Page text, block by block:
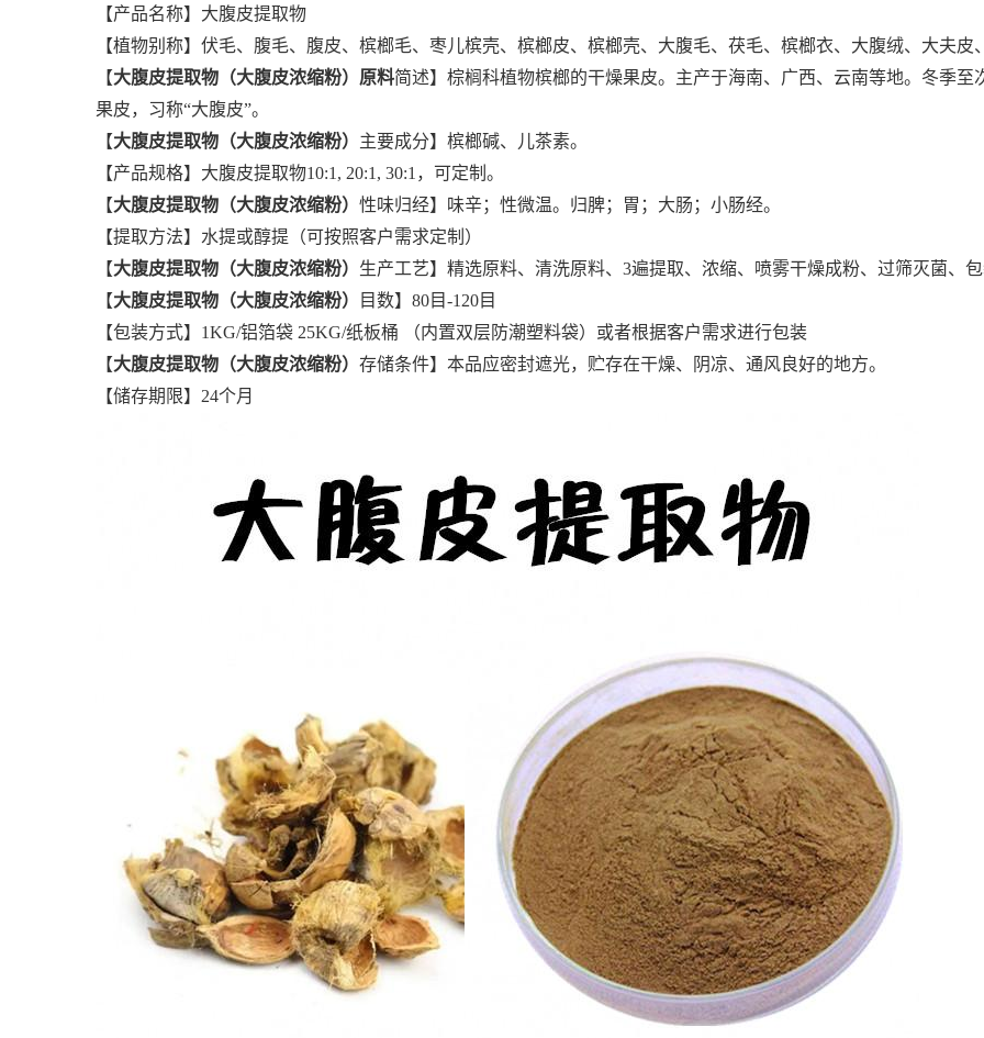
【产品名称】大腹皮提取物
【植物别称】伏毛、腹毛、腹皮、槟榔毛、枣儿槟壳、槟榔皮、槟榔壳、大腹毛、茯毛、槟榔衣、大腹绒、大夫皮
【大腹皮提取物（大腹皮浓缩粉）原料简述】棕榈科植物槟榔的干燥果皮。主产于海南、广西、云南等地。冬季
果皮，习称“大腹皮”。
【大腹皮提取物（大腹皮浓缩粉） 主要成分】槟榔碱、儿茶素。
【产品规格】大腹皮提取物10:1, 20:1, 30:1，可定制。
【大腹皮提取物（大腹皮浓缩粉） 性味归经】味辛；性微温。归脾；胃；大肠；小肠经。
【提取方法】水提或醇提（可按照客户需求定制）
【大腹皮提取物（大腹皮浓缩粉） 生产工艺】精选原料、清洗原料、3遍提取、浓缩、喷雾干燥成粉、过筛灭菌、
【大腹皮提取物（大腹皮浓缩粉）
目数】80目-120目
【包装方式】1KG/铝箔袋 25KG/纸板桶 （内置双层防潮塑料袋）或者根据客户需求进行包装
【大腹皮提取物（大腹皮浓缩粉） 存储条件】本品应密封遮光，贮存在干燥、阴凉、通风良好的地方。
【储存期限】24个月